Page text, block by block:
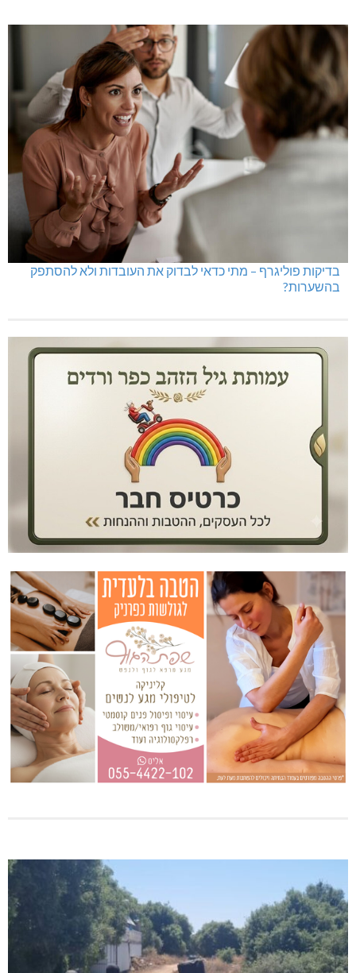
בדיקות פוליגרף – מתי כדאי לבדוק את העובדות ולא להסתפק
בהשערות?